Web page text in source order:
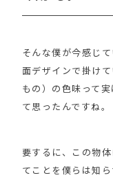
そんな僕が今感じ
面デザインで掛け
もの）の色味って
て思ったんですね。
要するに、この物
てことを僕らは知